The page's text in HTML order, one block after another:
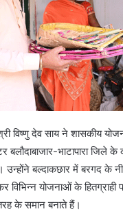
विष्णु देव साय ने शासकीय
बलौदाबाजार-भाटापारा जिले
उन्होंने बल्दाकछार में बरगद के
विभिन्न योजनाओं के हितग्राही
के समान बनाते हैं।